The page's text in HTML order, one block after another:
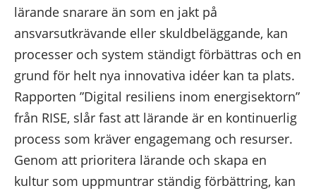
lärande snarare än som en jakt på
ansvarsutkrävande eller skuldbeläggande, kan
processer och system ständigt förbättras och en
grund för helt nya innovativa idéer kan ta plats.
Rapporten ”Digital resiliens inom energisektorn”
från RISE, slår fast att lärande är en kontinuerlig
process som kräver engagemang och resurser.
Genom att prioritera lärande och skapa en
kultur som uppmuntrar ständig förbättring, kan